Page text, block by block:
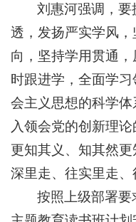
刘惠河强调，
透，发扬严实学风
向，坚持学用贯通
时跟进学，全面学
会主义思想的科学
入领会党的创新理
更知其义、知其然
深里走、往实里走、
按照上级部署